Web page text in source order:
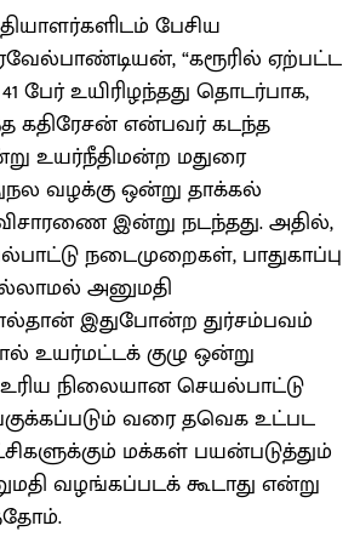
பேசிய
“கரூரில் ஏற்பட்ட
பேர் உயிரிழந்தது தொடர்பாக,
கதிரேசன் என்பவர் கடந்த
உயர்நீதிமன்ற மதுரை
வழக்கு ஒன்று தாக்கல்
இன்று நடந்தது. அதில்,
நடைமுறைகள், பாதுகாப்பு
அனுமதி
இதுபோன்ற துர்சம்பவம்
உயர்மட்டக் குழு ஒன்று
உரிய நிலையான செயல்பாட்டு
வரை தவெக உட்பட
மக்கள் பயன்படுத்தும்
வழங்கப்படக் கூடாது என்று